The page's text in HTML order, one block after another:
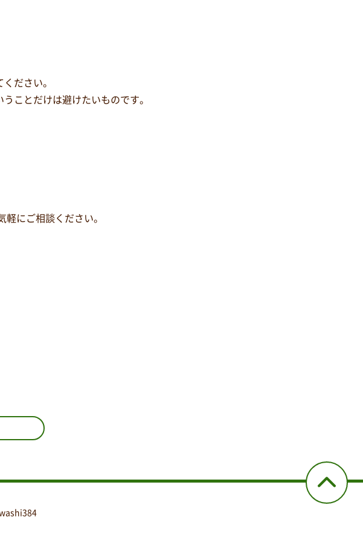
ださい。
ことだけは避けたいものです。
にご相談ください。